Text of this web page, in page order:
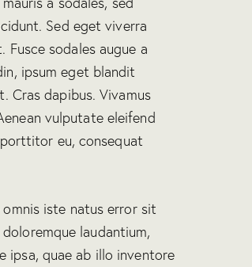
Sed eget viverra
Fusce sodales augue a
ipsum eget blandit
Cras dapibus. Vivamus
vulputate eleifend
eu, consequat
iste natus error sit
laudantium,
ipsa, quae ab illo inventore